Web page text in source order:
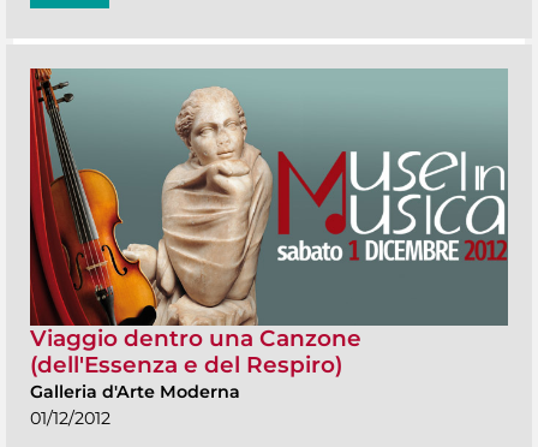
Viaggio dentro una Canzone
(dell'Essenza e del Respiro)
Galleria d'Arte Moderna
01/12/2012